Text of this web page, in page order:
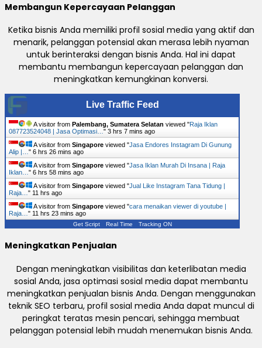
Membangun Kepercayaan Pelanggan
Ketika bisnis Anda memiliki profil sosial media yang aktif dan
menarik, pelanggan potensial akan merasa lebih nyaman
untuk berinteraksi dengan bisnis Anda. Hal ini dapat
membantu membangun kepercayaan pelanggan dan
meningkatkan kemungkinan konversi.
Live Traffic Feed
A visitor from Palembang, Sumatera Selatan viewed "Raja Iklan
087723524048 | Jasa Optimasi… " 3 hrs 7 mins ago
A visitor from Singapore viewed "Jasa Endores Instagram Di Gunung
Alip |… " 6 hrs 26 mins ago
A visitor from Singapore viewed "Jasa Iklan Murah Di Insana | Raja
Iklan… " 6 hrs 58 mins ago
A visitor from Singapore viewed "Jual Like Instagram Tana Tidung |
Raja… " 11 hrs ago
A visitor from Singapore viewed "cara menaikan viewer di youtube |
Raja… " 11 hrs 23 mins ago
Get Script Real Time Tracking ON
Meningkatkan Penjualan
Dengan meningkatkan visibilitas dan keterlibatan media
sosial Anda, jasa optimasi sosial media dapat membantu
meningkatkan penjualan bisnis Anda. Dengan menggunakan
teknik SEO terbaru, profil sosial media Anda dapat muncul di
peringkat teratas mesin pencari, sehingga membuat
pelanggan potensial lebih mudah menemukan bisnis Anda.